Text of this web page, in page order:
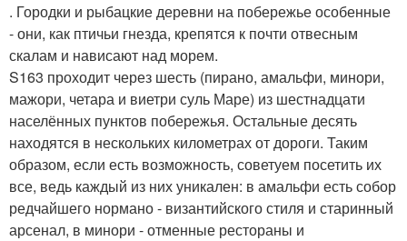
. Городки и рыбацкие деревни на побережье особенные
- они, как птичьи гнезда, крепятся к почти отвесным
скалам и нависают над морем.
S163 проходит через шесть (пирано, амальфи, минори,
мажори, четара и виетри суль Маре) из шестнадцати
населённых пунктов побережья. Остальные десять
находятся в нескольких километрах от дороги. Таким
образом, если есть возможность, советуем посетить их
все, ведь каждый из них уникален: в амальфи есть собор
редчайшего нормано - византийского стиля и старинный
арсенал, в минори - отменные рестораны и